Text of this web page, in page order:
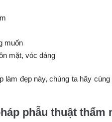
muốn
mặt, vóc dáng
làm đẹp này, chúng ta hãy
phẫu thuật thẩm